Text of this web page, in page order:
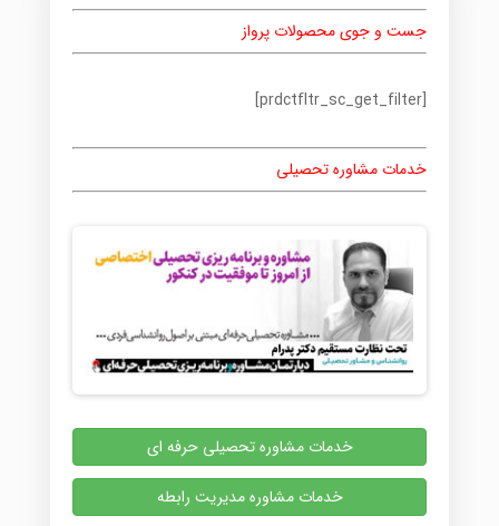
جست و جوی محصولات پرواز
[prdctfltr_sc_get_filter]
خدمات مشاوره تحصیلی
خدمات مشاوره تحصیلی حرفه ای
خدمات مشاوره مدیریت رابطه